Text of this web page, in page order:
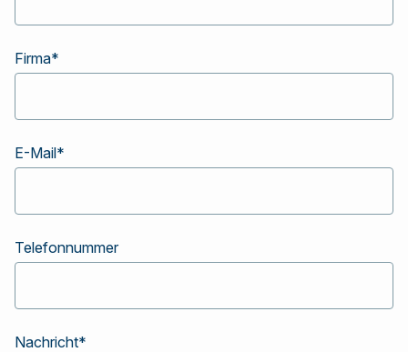
Firma*
E-Mail*
Telefonnummer
Nachricht*